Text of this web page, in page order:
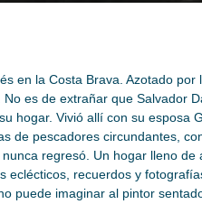
en la Costa Brava. Azotado
es de extrañar que Salvador
hogar. Vivió allí con su esposa
de pescadores circundantes,
regresó. Un hogar lleno
recuerdos y
puede imaginar al pintor